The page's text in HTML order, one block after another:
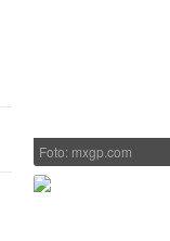
Foto: mxgp.com